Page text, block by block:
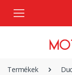
Termékek